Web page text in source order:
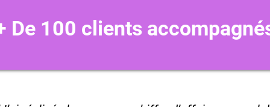
De 100 clients